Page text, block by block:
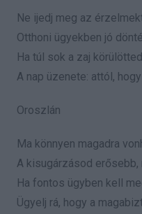
Ne ijedj meg az
Otthoni ügyekben jó
Ha túl sok a zaj
A nap üzenete: attól,
Oroszlán
Ma könnyen magadra
A kisugárzásod erősebb,
Ha fontos ügyben kell
Ügyelj rá, hogy a